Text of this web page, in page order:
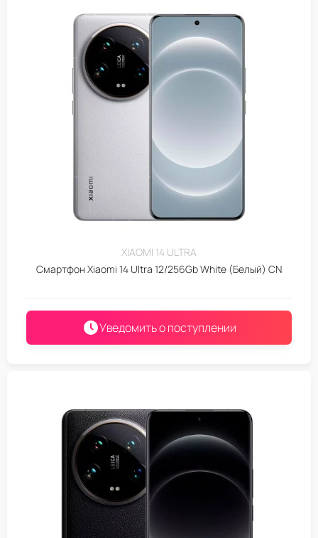
XIAOMI 14 ULTRA
Смартфон Xiaomi 14 Ultra 12/256Gb White (Белый) CN
Уведомить о поступлении